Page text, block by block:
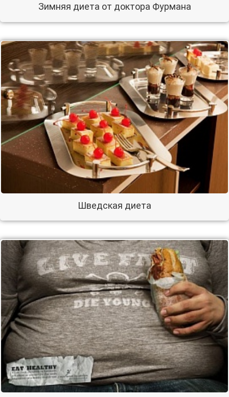
Зимняя диета от доктора Фурмана
Шведская диета